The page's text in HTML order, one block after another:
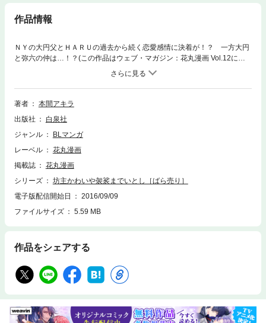
作品情報
ＮＹの大円父とＨＡＲＵの過去から続く恋愛感情に決着が！？ 一方大円
と弥六の仲は…！？(この作品はウェブ・マガジン：花丸漫画 Vol.12に収
録されています。重複購入にご注意ください。)
著者
本間アキラ
出版社
白泉社
ジャンル
BLマンガ
レーベル
花丸漫画
掲載誌
花丸漫画
シリーズ
坊主かわいや袈裟までいとし［ばら売り］
電子版配信開始日
2016/09/09
ファイルサイズ
5.59 MB
作品をシェアする